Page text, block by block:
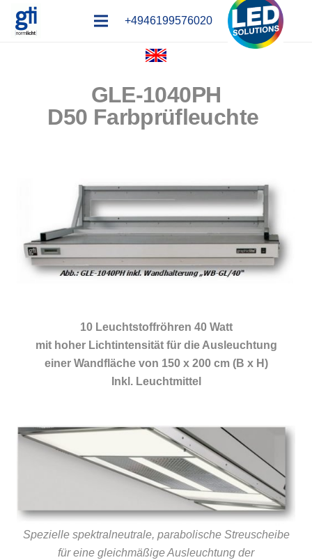
+4946199576020
GLE-1040PH
D50 Farbprüfleuchte
10 Leuchtstoffröhren 40 Watt
mit hoher Lichtintensität für die Ausleuchtung
einer Wandfläche von 150 x 200 cm (B x H)
Inkl. Leuchtmittel
Spezielle spektralneutrale, parabolische Streuscheibe
für eine gleichmäßige Ausleuchtung der